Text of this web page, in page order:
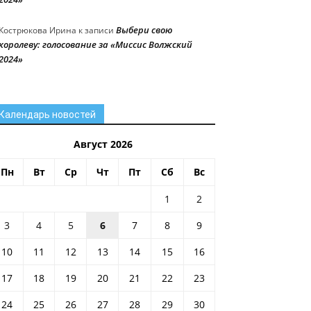
Ирина к записи Выбери свою
голосование за «Миссис Волжский
новостей
Август 2026
Пн Вт Ср Чт Пт Сб Вс
1
2
3
4 5 6 7 8
9
10
11 12 13 14 15
16
17
18 19 20 21 22
23
24
25 26 27 28 29 30